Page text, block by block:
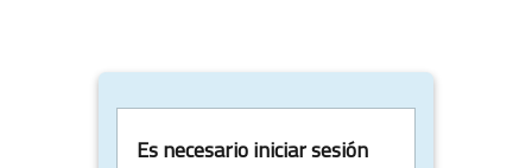
Es necesario iniciar sesión